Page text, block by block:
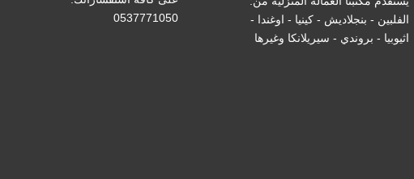
الفلبين - بنجلاديش - كينيا - اوغندا -
اثيوبيا - بروندي - سيريلانكا وغيرها
0537771050